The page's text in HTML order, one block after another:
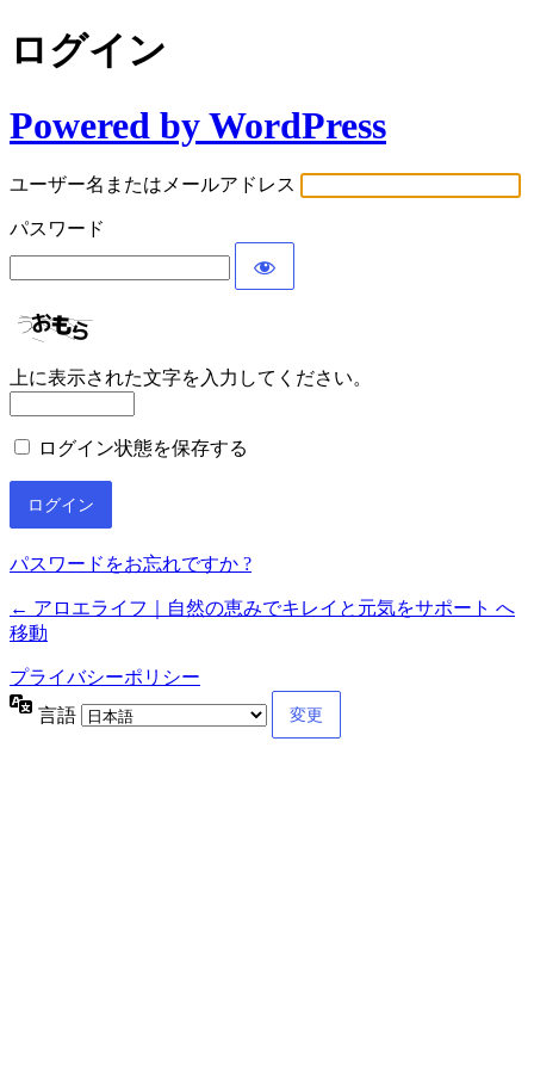
ログイン
Powered by WordPress
ユーザー名またはメールアドレス
パスワード
上に表示された文字を入力してください。
ログイン状態を保存する
パスワードをお忘れですか ?
← アロエライフ｜自然の恵みでキレイと元気をサポート へ
移動
プライバシーポリシー
言語